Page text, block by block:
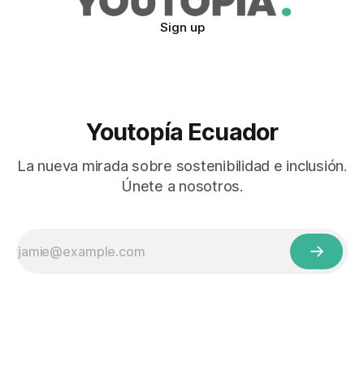
Sign up
Youtopía Ecuador
La nueva mirada sobre sostenibilidad e inclusión.
Únete a nosotros.